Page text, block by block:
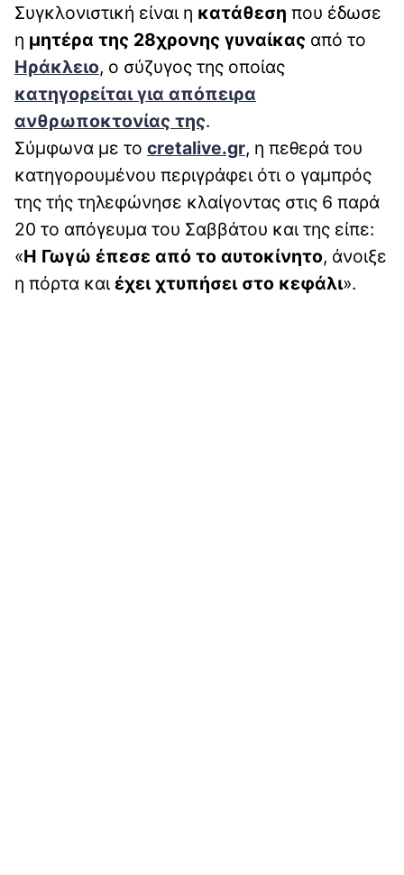
Συγκλονιστική είναι η κατάθεση που έδωσε
η μητέρα της 28χρονης γυναίκας από το
Ηράκλειο, ο σύζυγος της οποίας
κατηγορείται για απόπειρα
ανθρωποκτονίας της.
Σύμφωνα με το cretalive.gr, η πεθερά του
κατηγορουμένου περιγράφει ότι ο γαμπρός
της τής τηλεφώνησε κλαίγοντας στις 6 παρά
20 το απόγευμα του Σαββάτου και της είπε:
«Η Γωγώ έπεσε από το αυτοκίνητο, άνοιξε
η πόρτα και έχει χτυπήσει στο κεφάλι».